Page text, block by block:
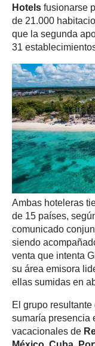
Hotels fusionarse
de 21.000
que la segunda
31
Ambas hoteleras
de 15 países,
comunicado
siendo
venta que intenta
su área emisora
ellas sumidas en
El grupo
sumaría presencia
vacacionales de